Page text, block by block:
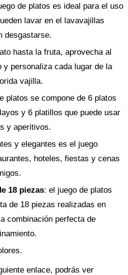
de platos es ideal para el uso
lavar en el lavavajillas
desgastarse.
hasta la fruta, aprovecha al
y personaliza cada lugar de la
vajilla.
platos se compone de 6 platos
y 6 platillos que puede usar
y aperitivos.
y elegantes es el juego
hoteles, fiestas y cenas
18 piezas: el juego de platos
de 18 piezas realizadas en
combinación perfecta de
enlace, podrás ver